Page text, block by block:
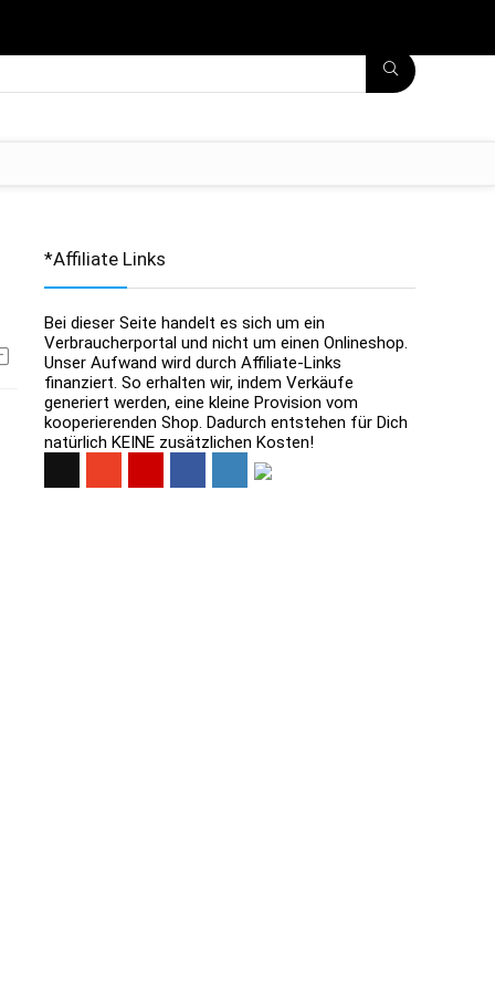
*Affiliate Links
Bei dieser Seite handelt es sich um ein
Verbraucherportal und nicht um einen Onlineshop.
Unser Aufwand wird durch Affiliate-Links
finanziert. So erhalten wir, indem Verkäufe
generiert werden, eine kleine Provision vom
kooperierenden Shop. Dadurch entstehen für Dich
natürlich KEINE zusätzlichen Kosten!